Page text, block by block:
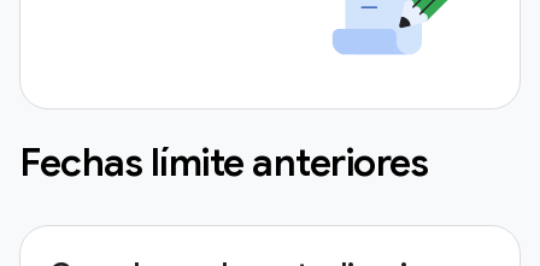
Fechas límite anteriores